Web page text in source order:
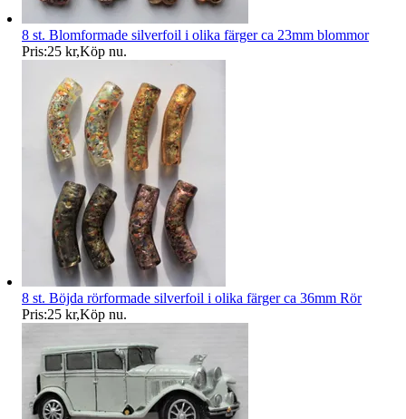
8 st. Blomformade silverfoil i olika färger ca 23mm blommor
Pris:25 kr,Köp nu.
8 st. Böjda rörformade silverfoil i olika färger ca 36mm Rör
Pris:25 kr,Köp nu.